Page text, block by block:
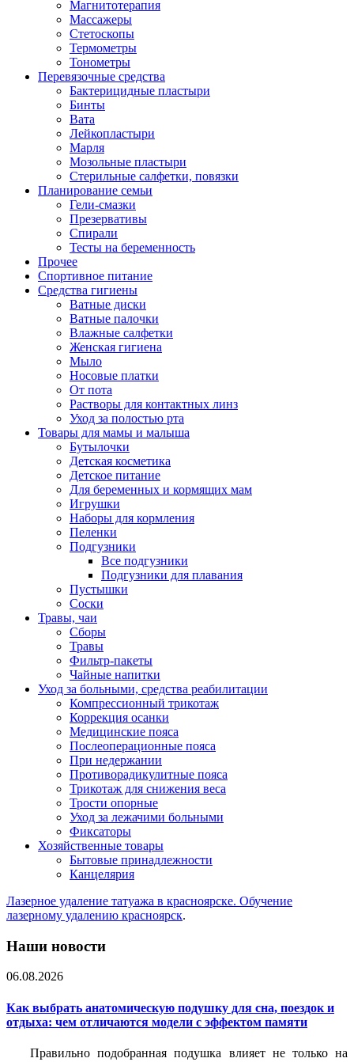
Магнитотерапия
Массажеры
Стетоскопы
Термометры
Тонометры
Перевязочные средства
Бактерицидные пластыри
Бинты
Вата
Лейкопластыри
Марля
Мозольные пластыри
Стерильные салфетки, повязки
Планирование семьи
Гели-смазки
Презервативы
Спирали
Тесты на беременность
Прочее
Спортивное питание
Средства гигиены
Ватные диски
Ватные палочки
Влажные салфетки
Женская гигиена
Мыло
Носовые платки
От пота
Растворы для контактных линз
Уход за полостью рта
Товары для мамы и малыша
Бутылочки
Детская косметика
Детское питание
Для беременных и кормящих мам
Игрушки
Наборы для кормления
Пеленки
Подгузники
Все подгузники
Подгузники для плавания
Пустышки
Соски
Травы, чаи
Сборы
Травы
Фильтр-пакеты
Чайные напитки
Уход за больными, средства реабилитации
Компрессионный трикотаж
Коррекция осанки
Медицинские пояса
Послеоперационные пояса
При недержании
Противорадикулитные пояса
Трикотаж для снижения веса
Трости опорные
Уход за лежачими больными
Фиксаторы
Хозяйственные товары
Бытовые принадлежности
Канцелярия
Лазерное удаление татуажа в красноярске. Обучение
лазерному удалению красноярск.
Наши новости
06.08.2026
Как выбрать анатомическую подушку для сна, поездок и
отдыха: чем отличаются модели с эффектом памяти
Правильно подобранная подушка влияет не только на